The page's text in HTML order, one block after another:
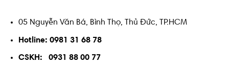
05 Nguyễn Văn Bá, Bình Thọ, Thủ Đức, TP.HCM
Hotline: 0981 31 68 78
CSKH: 0931 88 00 77